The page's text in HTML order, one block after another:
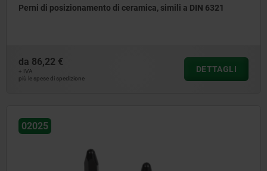
Perni di posizionamento di ceramica, simili a DIN 6321
da 86,22 €
+ IVA
più le spese di spedizione
DETTAGLI
02025